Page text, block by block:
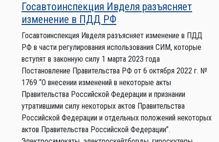
Госавтоинспекция Ивделя разъясняет
изменение в ПДД РФ
Госавтоинспекция Ивделя разъясняет изменение в ПДД
РФ в части регулирования использования СИМ, которые
вступят в законную силу 1 марта 2023 года
Постановление Правительства РФ от 6 октября 2022 г. №
1769 “О внесении изменений в некоторые акты
Правительства Российской Федерации и признании
утратившими силу некоторых актов Правительства
Российской Федерации и отдельных положений некоторых
актов Правительства Российской Федерации”.